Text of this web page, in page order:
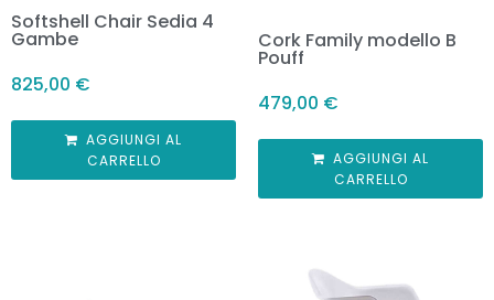
Softshell Chair Sedia 4
Gambe
825,00 €
AGGIUNGI AL
CARRELLO
Cork Family modello B
Pouff
479,00 €
AGGIUNGI AL
CARRELLO